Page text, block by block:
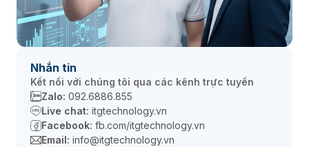
Nhắn tin
Kết nối với chúng tôi qua các kênh trực tuyến
Zalo: 092.6886.855
Live chat: itgtechnology.vn
Facebook: fb.com/itgtechnology.vn
Email: info@itgtechnology.vn